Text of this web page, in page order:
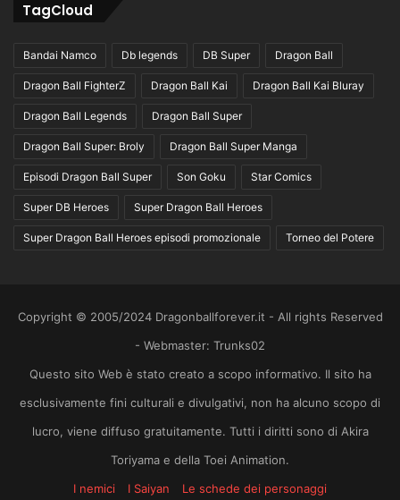
TagCloud
Bandai Namco Db legends DB Super Dragon Ball
Dragon Ball FighterZ Dragon Ball Kai Dragon Ball Kai Bluray
Dragon Ball Legends Dragon Ball Super
Dragon Ball Super: Broly Dragon Ball Super Manga
Episodi Dragon Ball Super Son Goku Star Comics
Super DB Heroes Super Dragon Ball Heroes
Super Dragon Ball Heroes episodi promozionale Torneo del Potere
Copyright © 2005/2024 Dragonballforever.it - All rights Reserved
- Webmaster: Trunks02
Questo sito Web è stato creato a scopo informativo. Il sito ha
esclusivamente fini culturali e divulgativi, non ha alcuno scopo di
lucro, viene diffuso gratuitamente. Tutti i diritti sono di Akira
Toriyama e della Toei Animation.
I nemici
I Saiyan Le schede dei personaggi